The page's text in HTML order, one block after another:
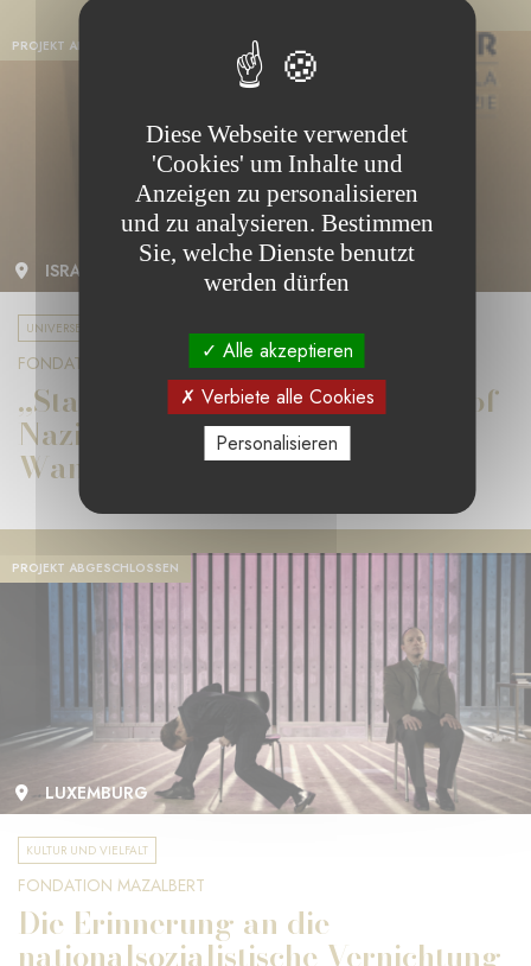
PROJEKT ABGESCHLOSSEN
ISRAEL
UNIVERSELLE BILDUNG
FONDATION MAZALBERT
„State of Deception: The Power of
Nazi Propaganda“ – eine
Wanderausste...
PROJEKT ABGESCHLOSSEN
LUXEMBURG
KULTUR UND VIELFALT
FONDATION MAZALBERT
Die Erinnerung an die
nationalsozialistische Vernichtung
Diese Webseite verwendet
'Cookies' um Inhalte und
Anzeigen zu personalisieren
und zu analysieren. Bestimmen
Sie, welche Dienste benutzt
werden dürfen
Alle akzeptieren
Verbiete alle Cookies
Personalisieren